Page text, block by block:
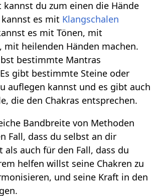
kannst du zum einen die Hände
es mit Klangschalen
es mit Tönen, mit
, mit heilenden Händen machen.
bestimmte Mantras
gibt bestimmte Steine oder
auflegen kannst und es gibt auch
die den Chakras entsprechen.
Bandbreite von Methoden
Fall, dass du selbst an dir
auch für den Fall, dass du
helfen willst seine Chakren zu
und seine Kraft in den